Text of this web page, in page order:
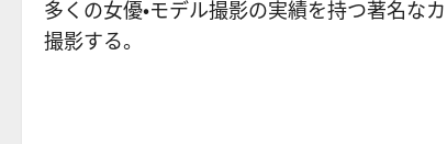
多くの女優・モデル撮影の実績を持つ著名な
撮影する。